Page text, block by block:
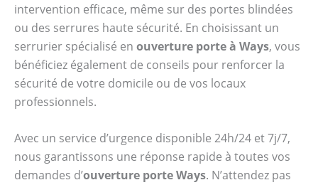
intervention efficace, même sur des portes blindées
ou des serrures haute sécurité. En choisissant un
serrurier spécialisé en ouverture porte à Ways, vous
bénéficiez également de conseils pour renforcer la
sécurité de votre domicile ou de vos locaux
professionnels.
Avec un service d’urgence disponible 24h/24 et 7j/7,
nous garantissons une réponse rapide à toutes vos
demandes d’ouverture porte Ways. N’attendez pas